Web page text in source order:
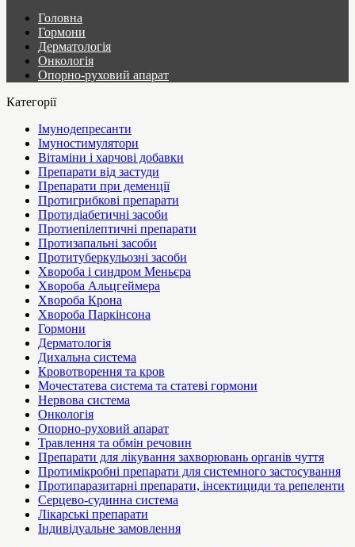
Головна
Гормони
Дерматологія
Онкологія
Опорно-руховий апарат
Категорії
Імунодепресанти
Імуностимулятори
Вітаміни і харчові добавки
Препарати від застуди
Препарати при деменції
Протигрибкові препарати
Протидіабетичні засоби
Протиепілептичні препарати
Протизапальні засоби
Протитуберкульозні засоби
Хвороба і синдром Меньєра
Хвороба Альцгеймера
Хвороба Крона
Хвороба Паркінсона
Гормони
Дерматологія
Дихальна система
Кровотворення та кров
Мочестатева система та статеві гормони
Нервова система
Онкологія
Опорно-руховий апарат
Травлення та обмін речовин
Препарати для лікування захворювань органів чуття
Протимікробні препарати для системного застосування
Протипаразитарні препарати, інсектициди та репеленти
Серцево-судинна система
Лікарські препарати
Індивідуальне замовлення